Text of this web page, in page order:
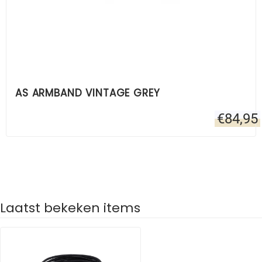
AS ARMBAND VINTAGE GREY
€84,95
Laatst bekeken items